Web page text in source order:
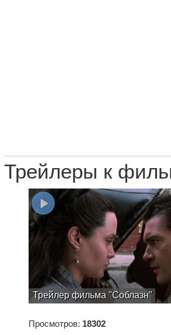
Трейлеры к
Трейлер фильма "Соблазн"
Просмотров: 18302